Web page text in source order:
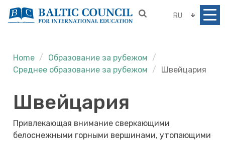
RU
Home
Образование за рубежом
Среднее образование за рубежом
Швейцария
Швейцария
Привлекающая внимание сверкающими
белоснежными горными вершинами, утопающими